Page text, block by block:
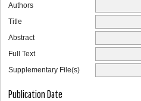
Authors
Title
Abstract
Full Text
Supplementary File(s)
Publication Date